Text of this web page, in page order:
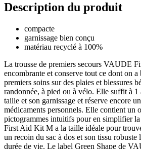
Description du produit
compacte
garnissage bien conçu
matériau recyclé à 100%
La trousse de premiers secours VAUDE
encombrante et conserve tout ce dont on
premiers soins sur des plaies et blessures
randonnée, à pied ou à vélo. Elle suffit à 1
taille et son garnissage et réserve encore
médicaments personnels. Elle contient un
pictogrammes intuitifs pour en simplifier
First Aid Kit M a la taille idéale pour
un recoin du sac à dos et son tissu
durée de vie. Le label Green Shape de